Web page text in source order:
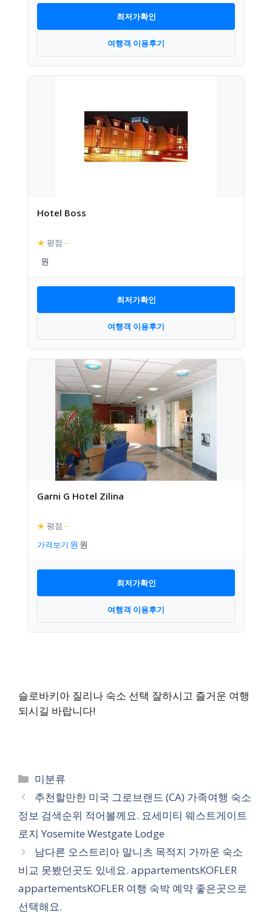
최저가확인
여행객 이용후기
Hotel Boss
★ 평점 –
최저가확인
여행객 이용후기
Garni G Hotel Zilina
★ 평점 –
가격보기
최저가확인
여행객 이용후기
슬로바키아 질리나 숙소 선택 잘하시고 즐거운 여행
되시길 바랍니다!
카
테
고
리
미분류
추천할만한 미국 그로브랜드 (CA) 가족여행 숙소
정보 검색순위 적어볼께요. 요세미티 웨스트게이트
로지 Yosemite Westgate Lodge
남다른 오스트리아 말니츠 목적지 가까운 숙소
비교 못봤던곳도 있네요. appartementsKOFLER
appartementsKOFLER 여행 숙박 예약 좋은곳으로
선택해요.